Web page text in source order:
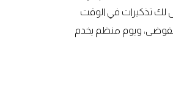
لك تذكيرات في الوقت
ويوم منظم يخدم